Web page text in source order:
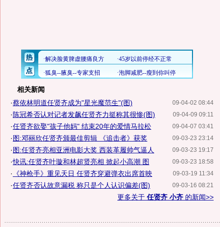
相关新闻
09-04-02 08:44
·蔡依林明道任贤齐成为"星光魔范生"(图)
09-04-09 09:11
· 陈冠希否认对记者发飙任贤齐力挺称其很惨(图)
09-04-07 03:41
·任贤齐欲娶"孩子他妈" 结束20年的爱情马拉松
09-03-23 23:14
·图:邓丽欣任贤齐颁最佳剪辑 《追击者》获奖
09-03-23 19:17
·图:任贤齐亮相亚洲电影大奖 西装革履帅气逼人
09-03-23 18:58
·快讯:任贤齐叶璇和林超贤亮相 掀起小高潮 图
09-03-19 11:34
· 《神枪手》重见天日 任贤齐穿避弹衣出席首映
09-03-16 08:21
·任贤齐否认故意漏税 称只是个人认识偏差(图)
更多关于 任贤齐 小齐 的新闻>>